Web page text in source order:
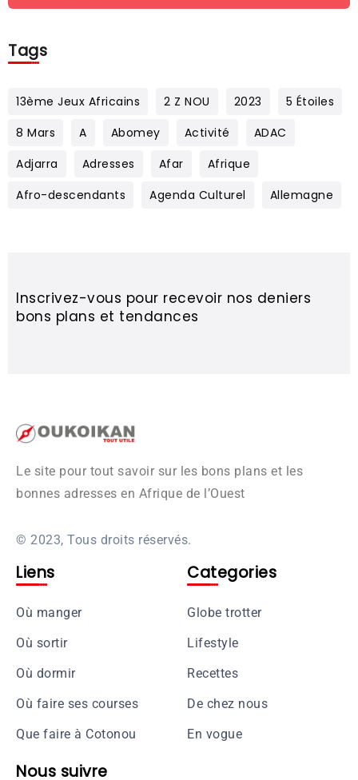
Tags
13ème Jeux Africains 2 Z NOU 2023
5 Étoiles
8 Mars
A Abomey Activité
ADAC
Adjarra
Adresses Afar
Afrique
Afro-descendants
Agenda Culturel Allemagne
Inscrivez-vous pour recevoir nos deniers
bons plans et tendances
Le site pour tout savoir sur les bons plans et les
bonnes adresses en Afrique de l’Ouest
© 2023, Tous droits réservés.
Liens
Où manger
Où sortir
Où dormir
Où faire ses courses
Que faire à Cotonou
Categories
Globe trotter
Lifestyle
Recettes
De chez nous
En vogue
Nous suivre